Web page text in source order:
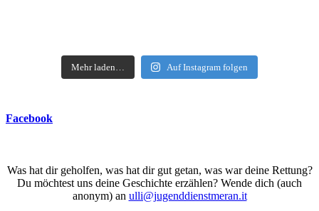
Mehr laden… Auf Instagram folgen
Facebook
Was hat dir geholfen, was hat dir gut getan, was war deine Rettung?
Du möchtest uns deine Geschichte erzählen? Wende dich (auch
anonym) an ulli@jugenddienstmeran.it